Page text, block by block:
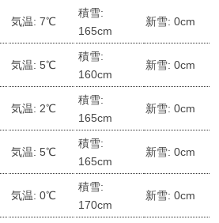
気温: 7℃
積雪:
165cm
新雪: 0cm
気温: 5℃
積雪:
160cm
新雪: 0cm
気温: 2℃
積雪:
165cm
新雪: 0cm
気温: 5℃
積雪:
165cm
新雪: 0cm
気温: 0℃
積雪:
170cm
新雪: 0cm